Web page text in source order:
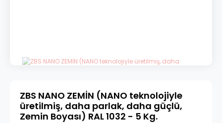
ZBS NANO ZEMİN (NANO teknolojiyle
üretilmiş, daha parlak, daha güçlü,
Zemin Boyası) RAL 1032 - 5 Kg.